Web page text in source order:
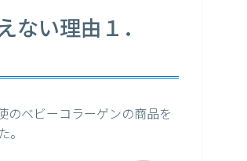
い理由１．
のベビーコラーゲンの商品を